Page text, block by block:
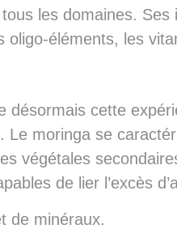
les domaines.
oligo-éléments, les
désormais cette
Le moringa se
végétales
de lier l’excès
de minéraux.